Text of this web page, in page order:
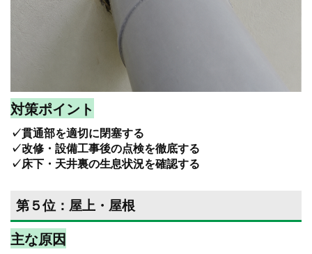
対策ポイント
✓貫通部を適切に閉塞する
✓改修・設備工事後の点検を徹底する
✓床下・天井裏の生息状況を確認する
第５位：屋上・屋根
主な原因